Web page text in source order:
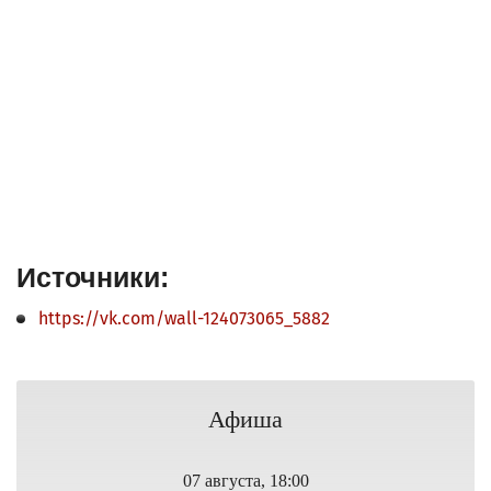
Источники:
https://vk.com/wall-124073065_5882
Афиша
07 августа, 18:00